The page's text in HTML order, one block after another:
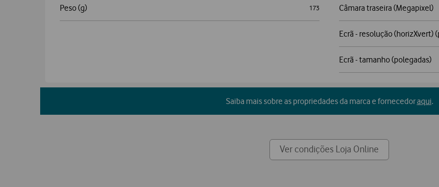
Peso (g) 173 Câmara traseira (Megapixel)
Ecrã - resolução (horizXvert)
Ecrã - tamanho (polegadas)
Saiba mais sobre as propriedades da marca e fornecedoraqui.
Ver condições Loja Online